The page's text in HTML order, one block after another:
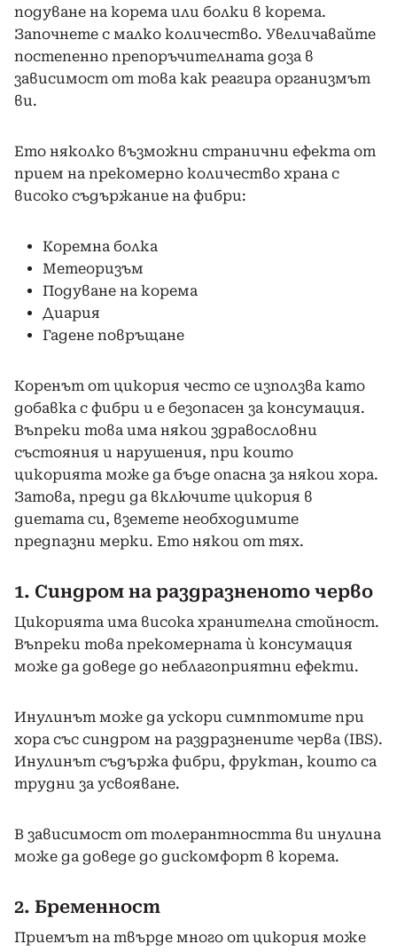
подуване на корема или болки в корема.
Започнете с малко количество. Увеличавайте
постепенно препоръчителната доза в
зависимост от това как реагира организмът
ви.
Ето няколко възможни странични ефекта от
прием на прекомерно количество храна с
високо съдържание на фибри:
Коремна болка
Метеоризъм
Подуване на корема
Диария
Гадене повръщане
Коренът от цикория често се използва като
добавка с фибри и е безопасен за консумация.
Въпреки това има някои здравословни
състояния и нарушения, при които
цикорията може да бъде опасна за някои хора.
Затова, преди да включите цикория в
диетата си, вземете необходимите
предпазни мерки. Ето някои от тях.
1. Синдром на раздразненото черво
Цикорията има висока хранителна стойност.
Въпреки това прекомерната ѝ консумация
може да доведе до неблагоприятни ефекти.
Инулинът може да ускори симптомите при
хора със синдром на раздразнените черва (IBS).
Инулинът съдържа фибри, фруктан, които са
трудни за усвояване.
В зависимост от толерантността ви инулина
може да доведе до дискомфорт в корема.
2. Бременност
Приемът на твърде много от цикория може